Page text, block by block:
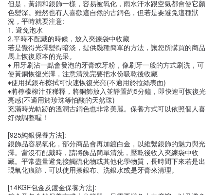
但是，黃銅和銀飾一樣，容易被氧化，雨水汗水跟空氣都會使它顏
色變深。雖然也有人喜歡這自然的古銅色，但若是要避免這種狀
況，平時就要注意:
1. 避免泡水
2.平時不配戴的時候，放入夾鍊袋中收藏
若是覺得光澤變得暗淡，提供幾種簡單的方法，讓您所購買的商品
馬上恢復原本的光采。
♦ 用牙刷沾一點會發泡的牙膏或牙粉，像刷牙一般的方式刷洗，可
使黃銅恢復光澤，注意清洗完要把水份吸乾後收藏
♦使用拭銀布擦拭可快速恢復光亮(不適用於拉絲表面)
♦將檸檬榨汁並稀釋，將銅飾放入並靜置約5分鐘，即快速可恢復光
亮感(不適用於珍珠等怕酸的天然珠)
充滿時光軌跡的溫潤古銅色也非常美麗。保養方式可以依照個人喜
好做調整喔！
[925純銀保養方法]:
銀飾品容易氧化，部分商品會再加鍍白金，以維繫銀飾的魅力與光
澤。當沒有配戴時，請將飾品簡單清洗，壓乾後收入夾練袋中收
藏。平常盡量避免接觸硫化物或其他化學物質，長時間下來若是出
現氧化痕跡，可以使用擦銀布、洗銀水或是牙膏來清理。
[14KGF包金及鍍金保養方法]: